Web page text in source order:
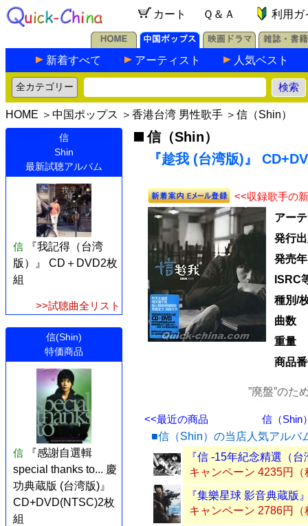
カート Ｑ＆Ａ 利用ガ
新着すべて アーティスト 人気ベスト
HOME ＞ 中国ポップス ＞ 香港台湾 男性歌手 ＞ 信（Shin）
信
Shin
最新試聴アルバム
信
『我記得（台湾
版）』 CD＋DVD2枚
組
>>試聴曲全リスト
信(Shin)
特価商品
信
『感謝自選輯
special thanks to... 慶
功典蔵版 (台湾版)』
CD+DVD(NTSC)2枚
組
信（Shin）
『趁我 (台湾版)』
<<収録歌手の
アー
発行
発売年
ISRC
種別/
曲数
重量
商品
”廃盤”のた
<<最近の商品
信（Shin
■信（Shin）の当店人気アルバ
『信 -15年紀念精選（
キャンペーン 4235円（
『集樂星球 影音典蔵版
キャンペーン 2786円（